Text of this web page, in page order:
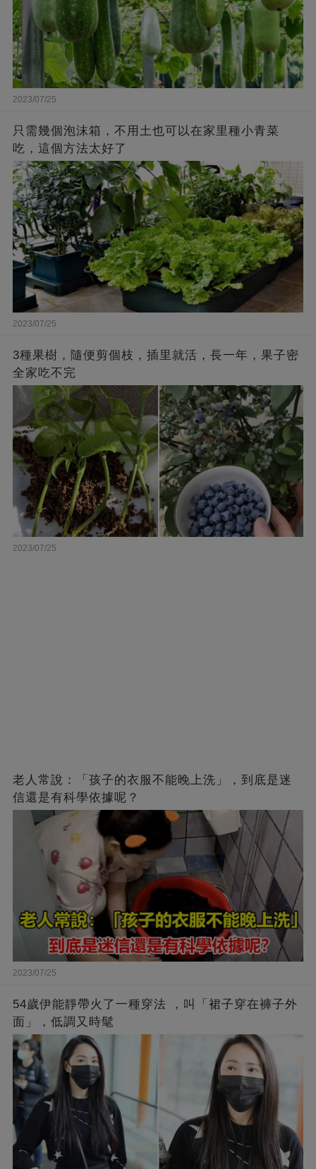
2023/07/25
只需幾個泡沫箱，不用土也可以在家里種小青菜
吃，這個方法太好了
2023/07/25
3種果樹，隨便剪個枝，插里就活，長一年，果子密
全家吃不完
2023/07/25
老人常說：「孩子的衣服不能晚上洗」，到底是迷
信還是有科學依據呢？
2023/07/25
54歲伊能靜帶火了一種穿法 ，叫「裙子穿在褲子外
面」，低調又時髦